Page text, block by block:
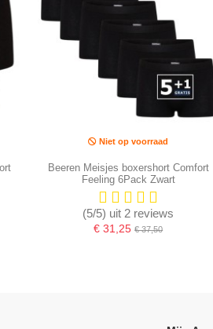
Niet op voorraad
Beeren Meisjes boxershort Comfort
Feeling 6Pack Zwart
(5/5) uit 2 reviews
€ 31,25€ 37,50